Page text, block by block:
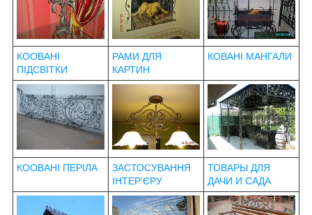
КООВАНІ
ПІДСВІТКИ
РАМИ ДЛЯ
КАРТИН
КОВАНІ МАНГАЛИ
КООВАНІ ПЕРІЛА
ЗАСТОСУВАННЯ
ІНТЕР'ЄРУ
ТОВАРЫ ДЛЯ
ДАЧИ И САДА